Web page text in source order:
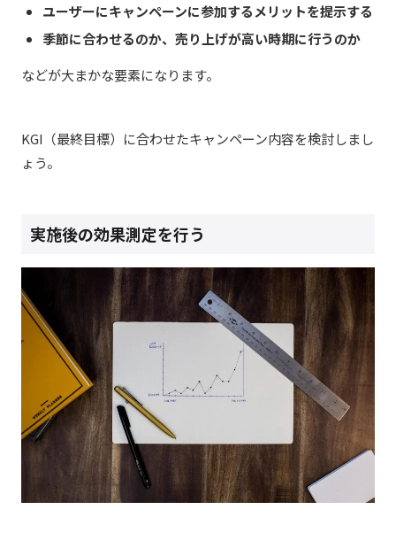
ユーザーにキャンペーンに参加するメリットを提示する
季節に合わせるのか、売り上げが高い時期に行うのか
などが大まかな要素になります。
KGI（最終目標）に合わせたキャンペーン内容を検討しまし
ょう。
実施後の効果測定を行う